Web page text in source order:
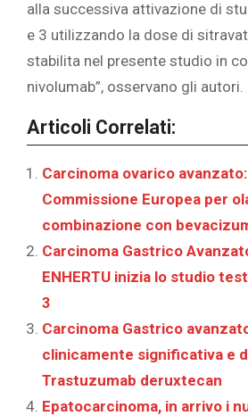
alla successiva attivazione di
e 3 utilizzando la dose di
stabilita nel presente studio in
nivolumab”, osservano gli autori.
Articoli Correlati:
Carcinoma ovarico
Commissione Europea per
combinazione con
Carcinoma Gastrico
ENHERTU inizia lo studio
3
Carcinoma Gastrico
clinicamente significativa e
Trastuzumab deruxtecan
Epatocarcinoma, in arrivo i